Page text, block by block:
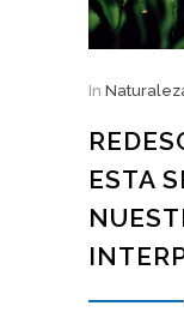
In
ESTA